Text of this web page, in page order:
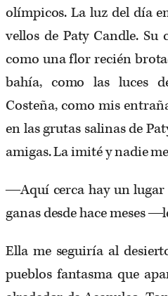
olímpicos. La luz del día
vellos de Paty Candle.
como una flor recién
bahía, como las luces
Costeña, como mis
en las grutas salinas de
amigas. La imité y nadie
―Aquí cerca hay un lugar
ganas desde hace meses
Ella me seguiría al
pueblos fantasma que